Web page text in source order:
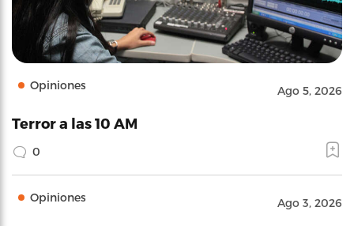
Opiniones Ago 5, 2026
Terror a las 10 AM
0
Opiniones Ago 3, 2026